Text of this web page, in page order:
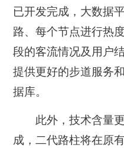
已开发完成，大数据
路、每个节点进行热
段的客流情况及用户
提供更好的步道服务
据库。
此外，技术含量更
成，二代路柱将在原